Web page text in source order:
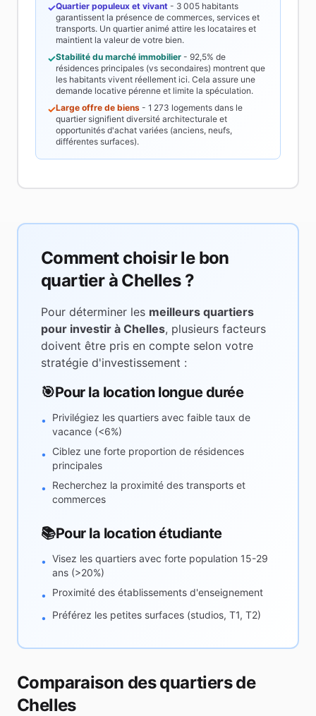
✓Quartier populeux et vivant - 3 005 habitants
garantissent la présence de commerces, services et
transports. Un quartier animé attire les locataires et
maintient la valeur de votre bien.
✓Stabilité du marché immobilier - 92,5% de
résidences principales (vs secondaires) montrent que
les habitants vivent réellement ici. Cela assure une
demande locative pérenne et limite la spéculation.
✓Large offre de biens - 1 273 logements dans le
quartier signifient diversité architecturale et
opportunités d'achat variées (anciens, neufs,
différentes surfaces).
Comment choisir le bon
quartier à Chelles?
Pour déterminer les meilleurs quartiers
pour investir à Chelles, plusieurs facteurs
doivent être pris en compte selon votre
stratégie d'investissement :
🎯Pour la location longue durée
•
Privilégiez les quartiers avec faible taux de
vacance (<6%)
•
Ciblez une forte proportion de résidences
principales
•
Recherchez la proximité des transports et
commerces
📚Pour la location étudiante
• Visez les quartiers avec forte population 15-29
ans (>20%)
•
Proximité des établissements d'enseignement
• Préférez les petites surfaces (studios, T1, T2)
Comparaison des quartiers de
Chelles